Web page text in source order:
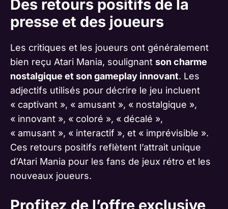
Des retours positifs de la
presse et des joueurs
Les critiques et les joueurs ont généralement
bien reçu Atari Mania, soulignant son charme
nostalgique et son gameplay innovant. Les
adjectifs utilisés pour décrire le jeu incluent
« captivant », « amusant », « nostalgique »,
« innovant », « coloré », « décalé »,
« amusant », « interactif », et « imprévisible ».
Ces retours positifs reflètent l’attrait unique
d’Atari Mania pour les fans de jeux rétro et les
nouveaux joueurs.
Profitez de l’offre exclusive